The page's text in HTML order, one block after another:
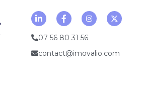
07 56 80 31 56
contact@imovalio.com